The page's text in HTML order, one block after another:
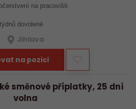
na pracovišti
dovolené
Jihlava
na pozici
směnové příplatky, 25 dní
volna